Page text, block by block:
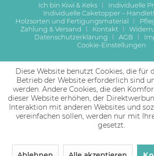
Ich bin Kiwi & Keks
Individuelle
Individuelle Caketopper –
Holzsorten und Fertigungsmaterial
Zahlung & Versand
Kontakt
Datenschutzerklärung
AGB
Cookie-Einstellungen
Diese Website benutzt Cookies, die für
Betrieb der Website erforderlich sind
werden. Andere Cookies, die den
dieser Website erhöhen, der
Interaktion mit anderen Websites und
vereinfachen sollen, werden nur mit
gesetzt.